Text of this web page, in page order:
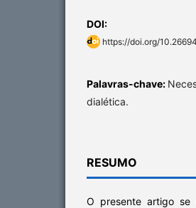
DOI:
https://doi.org/
Palavras-chave:
dialética.
RESUMO
O presente artigo se